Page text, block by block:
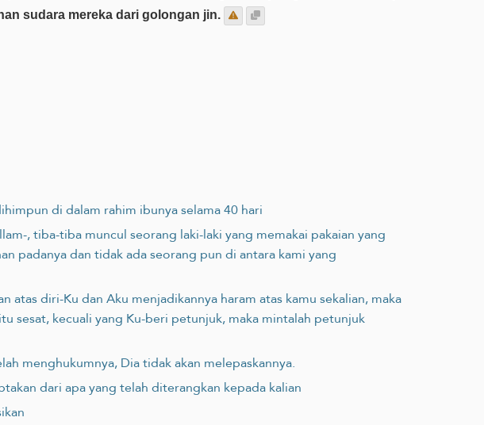
sudara mereka dari golongan jin.
di dalam rahim ibunya selama 40 hari
, tiba-tiba muncul seorang laki-laki yang memakai pakaian yang
padanya dan tidak ada seorang pun di antara kami yang
diri-Ku dan Aku menjadikannya haram atas kamu sekalian, maka
sesat, kecuali yang Ku-beri petunjuk, maka mintalah petunjuk
menghukumnya, Dia tidak akan melepaskannya.
dari apa yang telah diterangkan kepada kalian